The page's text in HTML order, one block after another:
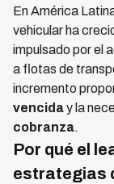
En América
vehicular ha
impulsado por el
a flotas de
incremento
venciday la
cobranza.
Por qué el
estrategias